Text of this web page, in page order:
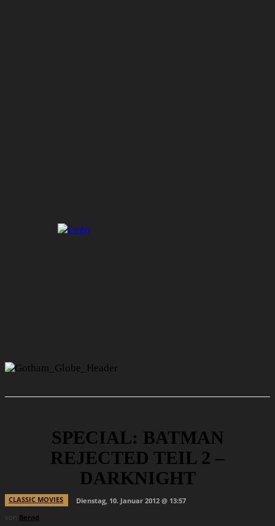
SPECIAL: BATMAN
REJECTED TEIL 2 –
DARKNIGHT
CLASSIC MOVIES
Dienstag, 10. Januar 2012 @ 13:57
von Bernd